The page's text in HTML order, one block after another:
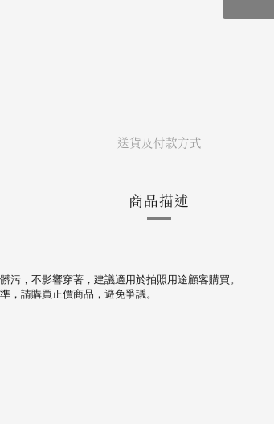
送貨及付款方式
商品描述
，不影響穿著，建議適用於拍照用途顧客購買。
，請購買正價商品，避免爭議。